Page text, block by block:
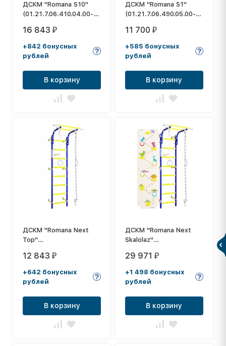
ДСКМ "Romana S10"
(01.21.7.06.410.04.00-
золото
16 843₽
+842 бонусных
рублей
В корзину
ДСКМ "Romana S1"
(01.21.7.06.490.05.00-
11 700₽
+585 бонусных
рублей
В корзину
ДСКМ "Romana Next
Top"
24) синяя слива
12 843₽
+642 бонусных
рублей
В корзину
ДСКМ "Romana Next
Skalolaz"
24) синяя слива
29 971₽
+1 498 бонусных
рублей
В корзину